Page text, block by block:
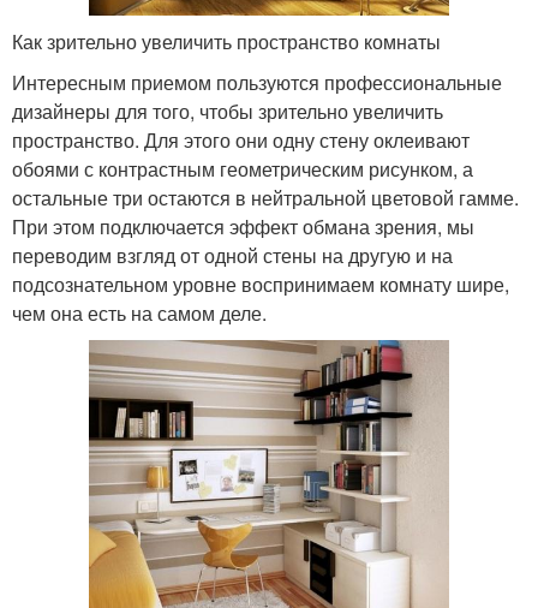
Как зрительно увеличить пространство комнаты
Интересным приемом пользуются профессиональные
дизайнеры для того, чтобы зрительно увеличить
пространство. Для этого они одну стену оклеивают
обоями с контрастным геометрическим рисунком, а
остальные три остаются в нейтральной цветовой гамме.
При этом подключается эффект обмана зрения, мы
переводим взгляд от одной стены на другую и на
подсознательном уровне воспринимаем комнату шире,
чем она есть на самом деле.